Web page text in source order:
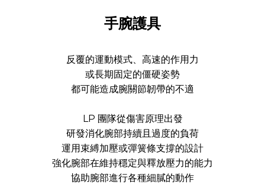
手腕護具
反覆的運動模式、高速的作用力
或長期固定的僵硬姿勢
都可能造成腕關節韌帶的不適
LP 團隊從傷害原理出發
研發消化腕部持續且過度的負荷
運用束縛加壓或彈簧條支撐的設計
強化腕部在維持穩定與釋放壓力的能力
協助腕部進行各種細膩的動作